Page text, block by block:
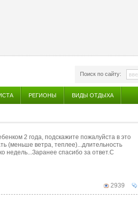
Поиск по сайту:
РЕГИОНЫ ВИДЫ ОТДЫХА
2 года, подскажите пожалуйста в это
(меньше ветра, теплее)...длительность
недель...Заранее спасибо за ответ.С
2939